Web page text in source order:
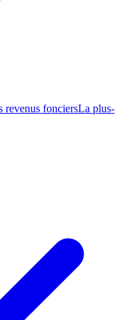
revenus fonciersLa plus-